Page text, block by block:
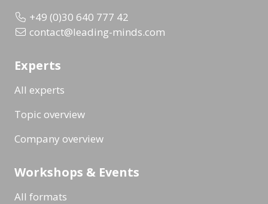
+49 (0)30 640 777 42
contact@leading-minds.com
Experts
All experts
Topic overview
Company overview
Workshops & Events
All formats